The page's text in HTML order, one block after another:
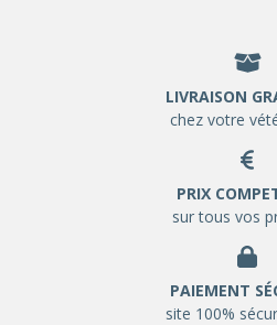
LIVRAISON
chez votre
PRIX
sur tous vos
PAIEMENT
site 100%